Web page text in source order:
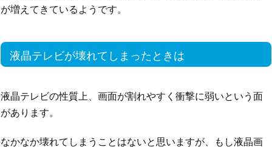
が増えてきているようです。
液晶テレビが壊れてしまったときは
液晶テレビの性質上、画面が割れやすく衝撃に弱いという面
があります。
なかなか壊れてしまうことはないと思いますが、もし液晶画